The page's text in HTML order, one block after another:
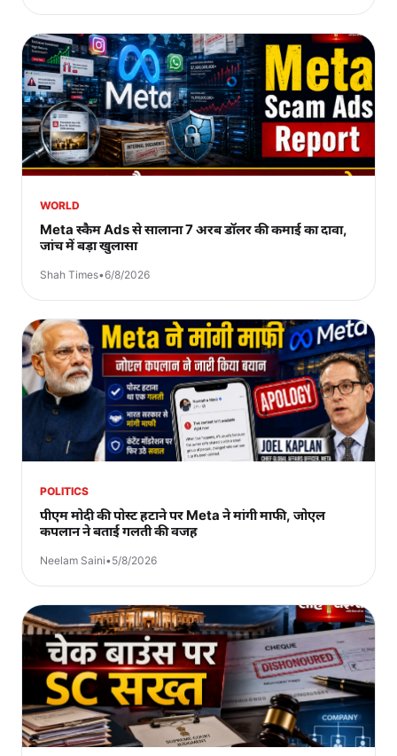
WORLD
Meta स्कैम Ads से सालाना 7 अरब डॉलर की कमाई का दावा,
जांच में बड़ा खुलासा
Shah Times•6/8/2026
POLITICS
पीएम मोदी की पोस्ट हटाने पर Meta ने मांगी माफी, जोएल
कपलान ने बताई गलती की वजह
Neelam Saini•5/8/2026